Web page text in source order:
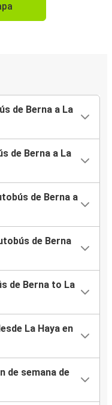
de Berna a La
de Berna a La
de Berna a
de Berna
de Berna to La
La Haya en
de semana de